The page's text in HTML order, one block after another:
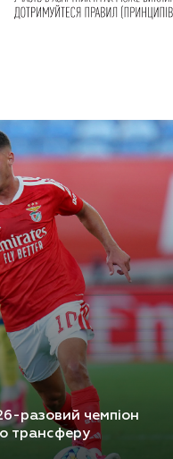
разовий чемпіон
трансферу